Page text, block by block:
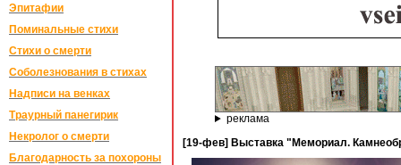
Эпитафии
Поминальные стихи
Стихи о смерти
Соболезнования в стихах
Надписи на венках
Траурный панегирик
Некролог о смерти
Благодарность за похороны
реклама
[19-фев] Выставка "Мемориал.